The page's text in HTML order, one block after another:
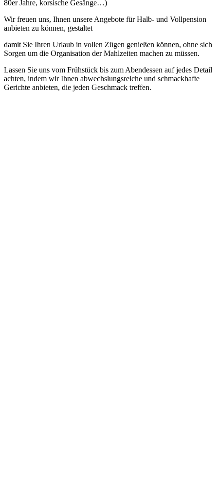
80er Jahre, korsische Gesänge…)
Wir freuen uns, Ihnen unsere Angebote für Halb- und Vollpension
anbieten zu können, gestaltet
damit Sie Ihren Urlaub in vollen Zügen genießen können, ohne sich
Sorgen um die Organisation der Mahlzeiten machen zu müssen.
Lassen Sie uns vom Frühstück bis zum Abendessen auf jedes Detail
achten, indem wir Ihnen abwechslungsreiche und schmackhafte
Gerichte anbieten, die jeden Geschmack treffen.